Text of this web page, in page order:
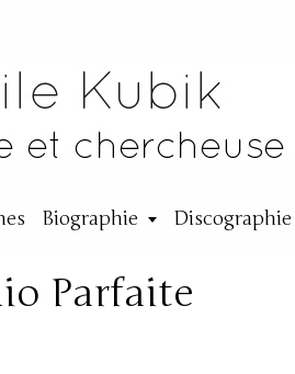
Biographie Discographie
Parfaite